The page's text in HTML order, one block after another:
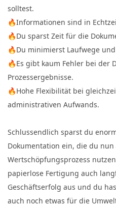
solltest.
🔥Informationen sind in
🔥Du sparst Zeit für die
🔥Du minimierst Laufwege
🔥Es gibt kaum Fehler bei der
Prozessergebnisse.
🔥Hohe Flexibilität bei
administrativen Aufwands.
Schlussendlich sparst du
Dokumentation ein, die du nun
Wertschöpfungsprozess
papierlose Fertigung auch
Geschäftserfolg aus und du
auch noch etwas für die